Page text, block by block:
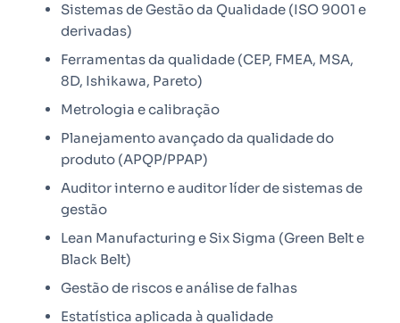
Sistemas de Gestão da Qualidade (ISO 9001 e
derivadas)
Ferramentas da qualidade (CEP, FMEA, MSA,
8D, Ishikawa, Pareto)
Metrologia e calibração
Planejamento avançado da qualidade do
produto (APQP/PPAP)
Auditor interno e auditor líder de sistemas de
gestão
Lean Manufacturing e Six Sigma (Green Belt e
Black Belt)
Gestão de riscos e análise de falhas
Estatística aplicada à qualidade